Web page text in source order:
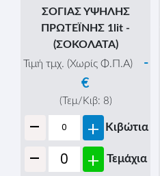
ΣΟΓΙΑΣ ΥΨΗΛΗΣ
ΠΡΩΤΕΪΝΗΣ 1lit -
(ΣΟΚΟΛΑΤΑ)
Τιμή τμχ. (Χωρίς Φ.Π.Α)
-
€
(Τεμ/Κιβ: 8)
- + Κιβώτια
- + Τεμάχια